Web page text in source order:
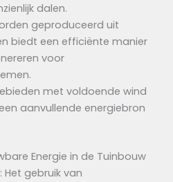
dalen.
geproduceerd uit
biedt een efficiënte manier
voor
met voldoende wind
aanvullende energiebron
Energie in de Tuinbouw
: Het gebruik van